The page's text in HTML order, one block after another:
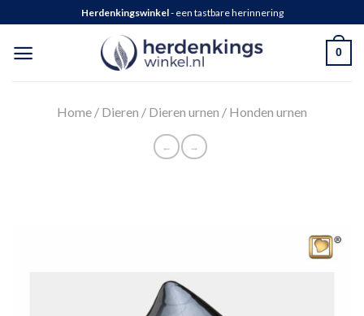
Herdenkingswinkel- een tastbare herinnering
0
Home / Dieren / Dieren urnen / Honden urnen
← →